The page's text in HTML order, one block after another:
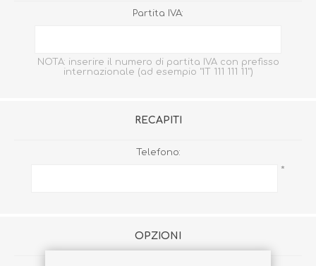
Partita IVA:
NOTA: inserire il numero di partita IVA con prefisso
internazionale (ad esempio "IT 111 111 11")
RECAPITI
Telefono:
*
OPZIONI